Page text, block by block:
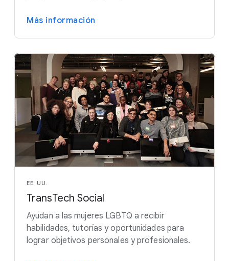
Más información
EE. UU.
TransTech Social
Ayudan a las mujeres LGBTQ a recibir
habilidades, tutorías y oportunidades para
lograr objetivos personales y profesionales.